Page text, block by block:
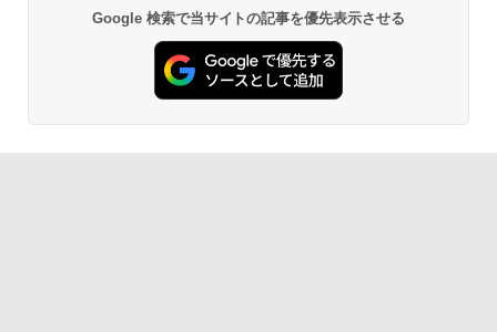
Google 検索で当サイトの記事を優先表示させる